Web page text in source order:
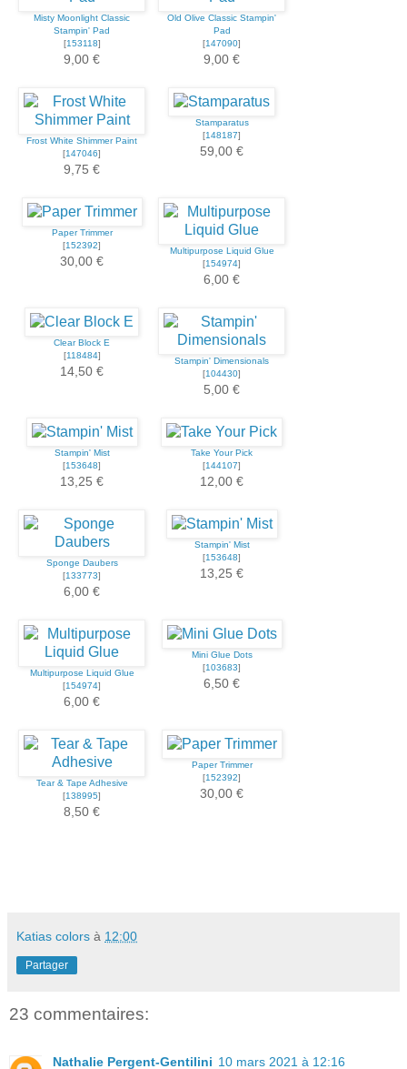
Misty Moonlight Classic
Stampin' Pad
[153118]
9,00 €
Old Olive Classic Stampin'
Pad
[147090]
9,00 €
Frost White Shimmer Paint
[147046]
9,75 €
Stamparatus
[148187]
59,00 €
Paper Trimmer
[152392]
30,00 €
Multipurpose Liquid Glue
[154974]
6,00 €
Clear Block E
[118484]
14,50 €
Stampin' Dimensionals
[104430]
5,00 €
Stampin' Mist
[153648]
13,25 €
Take Your Pick
[144107]
12,00 €
Sponge Daubers
[133773]
6,00 €
Stampin' Mist
[153648]
13,25 €
Multipurpose Liquid Glue
[154974]
6,00 €
Mini Glue Dots
[103683]
6,50 €
Tear & Tape Adhesive
[138995]
8,50 €
Paper Trimmer
[152392]
30,00 €
Katias colors à 12:00
Partager
23 commentaires:
Nathalie Pergent-Gentilini 10 mars 2021 à 12:16